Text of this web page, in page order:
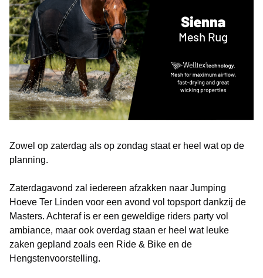
Zowel op zaterdag als op zondag staat er heel wat op de
planning.
Zaterdagavond zal iedereen afzakken naar Jumping
Hoeve Ter Linden voor een avond vol topsport dankzij de
Masters. Achteraf is er een geweldige riders party vol
ambiance, maar ook overdag staan er heel wat leuke
zaken gepland zoals een Ride & Bike en de
Hengstenvoorstelling.